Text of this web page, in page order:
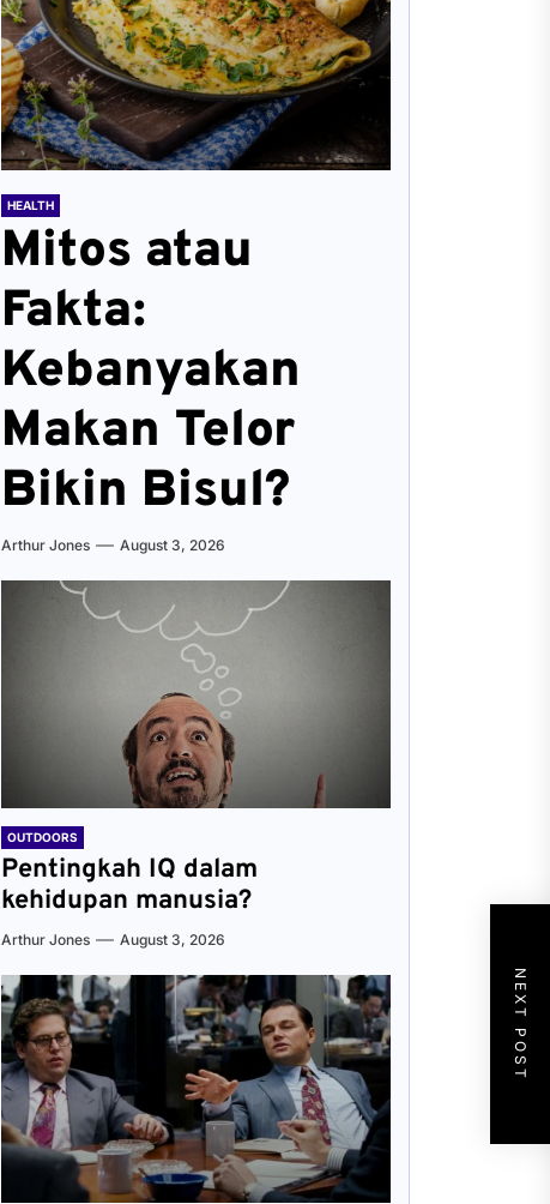
NEXT POST
HEALTH
Mitos atau
Fakta:
Kebanyakan
Makan Telor
Bikin Bisul?
Arthur Jones August 3, 2026
OUTDOORS
Pentingkah IQ dalam
kehidupan manusia?
Arthur Jones August 3, 2026